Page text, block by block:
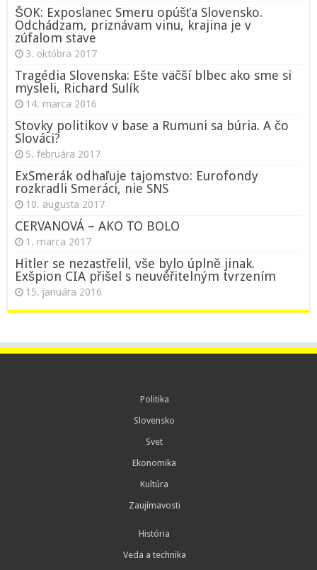
ŠOK: Exposlanec Smeru opúšťa Slovensko.
Odchádzam, priznávam vinu, krajina je v
zúfalom stave
3. októbra 2017
Tragédia Slovenska: Ešte väčší blbec ako sme si
mysleli, Richard Sulík
14. marca 2016
Stovky politikov v base a Rumuni sa búria. A čo
Slováci?
5. februára 2017
ExSmerák odhaľuje tajomstvo: Eurofondy
rozkradli Smeráci, nie SNS
10. augusta 2017
CERVANOVÁ – AKO TO BOLO
1. marca 2017
Hitler se nezastřelil, vše bylo úplně jinak.
Exšpion CIA přišel s neuvěřitelným tvrzením
15. januára 2016
Politika
Slovensko
Svet
Ekonomika
Kultúra
Zaujímavosti
História
Veda a technika